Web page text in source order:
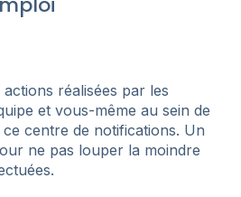
réalisées par les
et vous-même au sein de
centre de notifications. Un
ne pas louper la moindre